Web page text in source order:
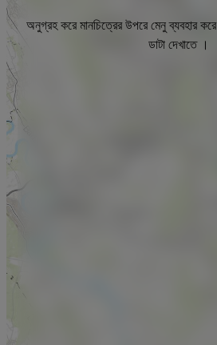
অনুগ্রহ করে মানচিত্রের উপরে মেনু ব্যবহার করে
ডাটা দেখাতে ।